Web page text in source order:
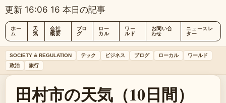
更新 16:06 16 本日の記事
ホー
ム
天
気
会社
概要
ブロ
グ
ロー
カル
ワー
ルド
お問い合
わせ
ニュースレ
ター
SOCIETY & REGULATION テック ビジネス ブログ ローカル
ワールド
政治
旅行
田村市の天気（10日間）